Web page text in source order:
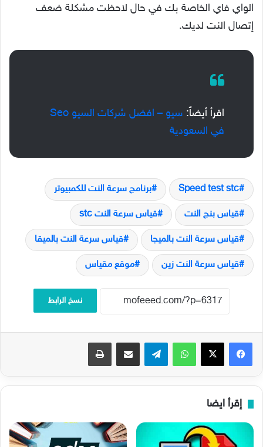
الواي فاي الخاصة بك في حال لاحظت مشكلة ضعف
إتصال النت لديك.
اقرأ أيضاً:
سيو – افضل شركات السيو Seo
في السعودية
Speed test stc برنامج سرعة النت للكمبيوتر
قياس بنج النت قياس سرعة النت stc
قياس سرعة النت بالميجا قياس سرعة النت بالميقا
قياس سرعة النت زين موقع مقياس
نسخ الرابط
فيسبوك‫X واتساب تيلقرام مشاركة عبر البريد طباعة
إقرأ ايضا